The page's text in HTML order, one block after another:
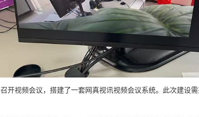
开视频会议，搭建了一套网真视讯视频会议系统。此次建设需